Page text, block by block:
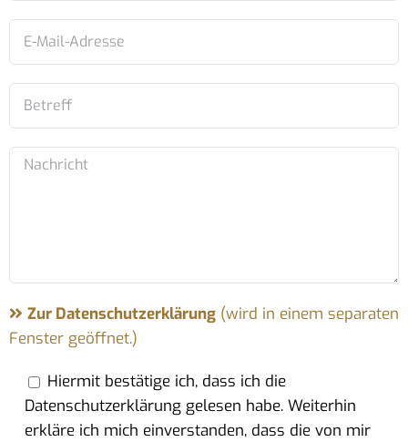
Zur Datenschutzerklärung(wird in einem separaten
Fenster geöffnet.)
Hiermit bestätige ich, dass ich die
Datenschutzerklärung gelesen habe. Weiterhin
erkläre ich mich einverstanden, dass die von mir